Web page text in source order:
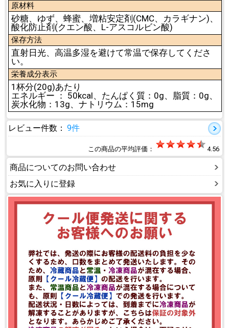
原材料
砂糖、ゆず、蜂蜜、増粘安定剤(CMC、カラギナン)、
酸化防止剤(クエン酸、L-アスコルビン酸)
保存方法
直射日光、高温多湿を避けて常温で保存してくださ
い。
栄養成分表示
1杯分(20g)あたり
エネルギー ： 50kcal、たんぱく質：0g、脂質：0g、
炭水化物：13g、ナトリウム：15mg
レビュー件数： 9件
この商品の平均評価： 4.56
商品についてのお問い合わせ
お気に入りに登録